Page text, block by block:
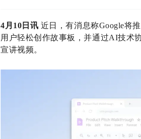
4月10日讯 近日，有消息称Google将
用户轻松创作故事板，并通过AI技术
宣讲视频。